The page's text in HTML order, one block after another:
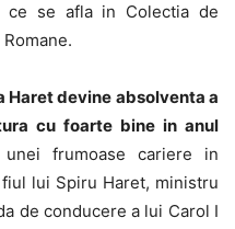
ce se afla in Colectia de
Haret devine absolventa a
cu foarte bine in anul
frumoase cariere in
lui Spiru Haret, ministru
de conducere a lui Carol I